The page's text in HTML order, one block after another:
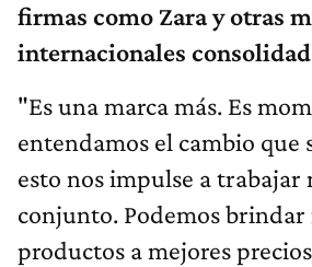
firmas como Zara y otras
internacionales
"Es una marca más. Es
entendamos el cambio que
esto nos impulse a trabajar
conjunto. Podemos brindar
productos a mejores precios